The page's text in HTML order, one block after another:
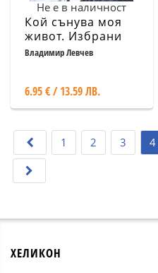
Не е в наличност
Кой сънува моя
живот. Избрани
стихотворения
Владимир Левчев
6.95 € / 13.59 ЛВ.
1 2 3 4
ХЕЛИКОН